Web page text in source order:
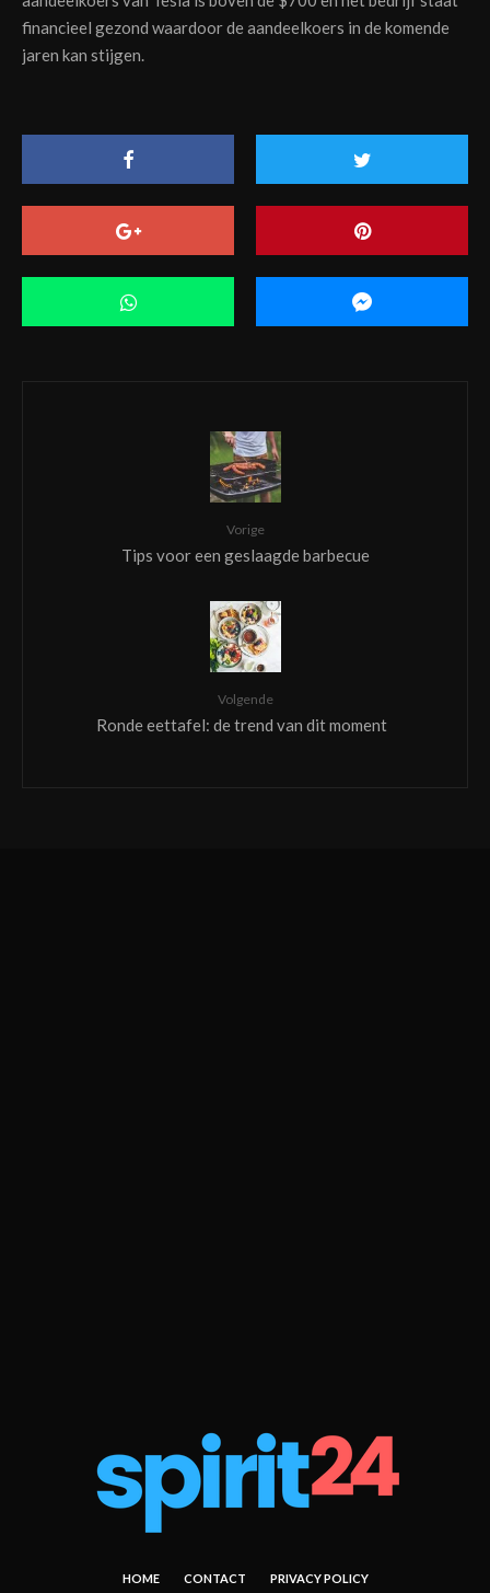
financieel gezond waardoor de aandeelkoers in de komende
jaren kan stijgen.
Vorige
Tips voor een geslaagde barbecue
Volgende
Ronde eettafel: de trend van dit moment
HOME CONTACT PRIVACY POLICY